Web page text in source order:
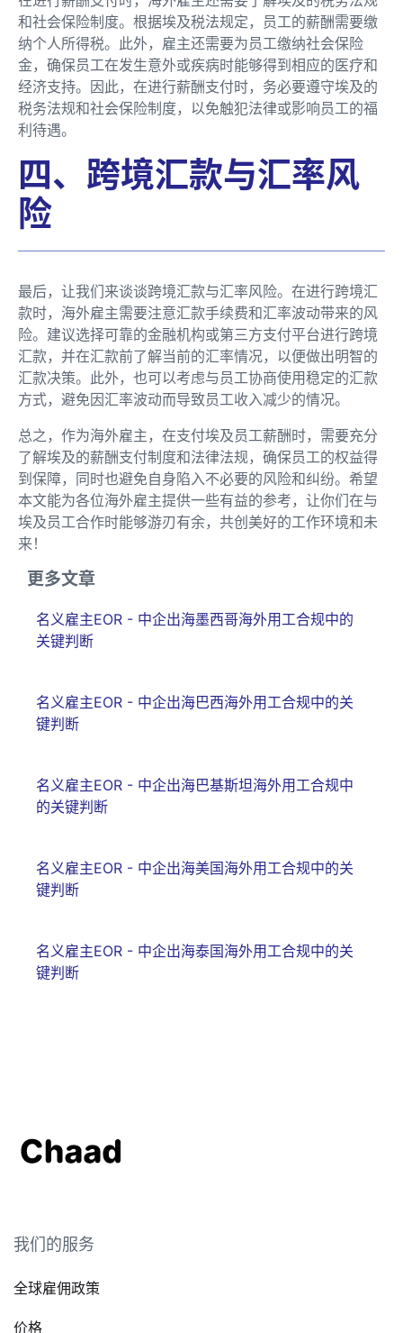
和社会保险制度。根据埃及税法规定，员工的薪酬需要缴
纳个人所得税。此外，雇主还需要为员工缴纳社会保险
金，确保员工在发生意外或疾病时能够得到相应的医疗和
经济支持。因此，在进行薪酬支付时，务必要遵守埃及的
税务法规和社会保险制度，以免触犯法律或影响员工的福
利待遇。
四、跨境汇款与汇率风
险
最后，让我们来谈谈跨境汇款与汇率风险。在进行跨境汇
款时，海外雇主需要注意汇款手续费和汇率波动带来的风
险。建议选择可靠的金融机构或第三方支付平台进行跨境
汇款，并在汇款前了解当前的汇率情况，以便做出明智的
汇款决策。此外，也可以考虑与员工协商使用稳定的汇款
方式，避免因汇率波动而导致员工收入减少的情况。
总之，作为海外雇主，在支付埃及员工薪酬时，需要充分
了解埃及的薪酬支付制度和法律法规，确保员工的权益得
到保障，同时也避免自身陷入不必要的风险和纠纷。希望
本文能为各位海外雇主提供一些有益的参考，让你们在与
埃及员工合作时能够游刃有余，共创美好的工作环境和未
来！
更多文章
名义雇主EOR - 中企出海墨西哥海外用工合规中的
关键判断
名义雇主EOR - 中企出海巴西海外用工合规中的关
键判断
名义雇主EOR - 中企出海巴基斯坦海外用工合规中
的关键判断
名义雇主EOR - 中企出海美国海外用工合规中的关
键判断
名义雇主EOR - 中企出海泰国海外用工合规中的关
键判断
我们的服务
全球雇佣政策
价格